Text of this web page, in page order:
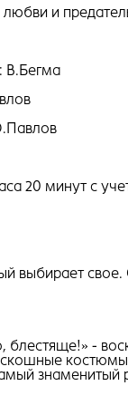
и
В.Бегма
20 минут с
выбирает
-
знаменитый